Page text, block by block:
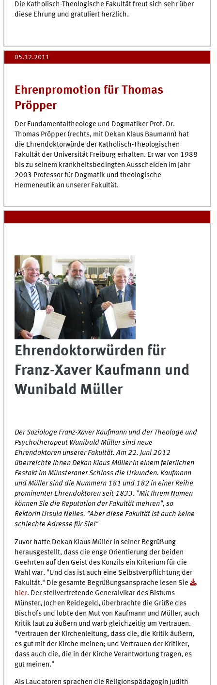
Die Katholisch-Theologische Fakultät freut sich sehr über
diese Ehrung und gratuliert herzlich.
05.12.2011
Ehrenpromotion für Thomas
Pröpper
Der Fundamentaltheologe und Dogmatiker Prof. Dr.
Thomas Pröpper (rechts, mit Dekan Klaus Baumann) hat
die Ehrendoktorwürde der Katholisch-Theologischen
Fakultät der Universität Freiburg erhalten. Er war von 1988
bis zu seinem krankheitsbedingten Ausscheiden im Jahr
2003 Professor für Dogmatik und theologische
Hermeneutik an unserer Fakultät.
Ehrendoktorwürden für
Franz-Xaver Kaufmann und
Wunibald Müller
Der Soziologe Franz-Xaver Kaufmann und der Theologe und
Psychotherapeut Wunibald Müller sind neue
Ehrendoktoren unserer Fakultät. Am 22. Juni 2012
überreichte ihnen Dekan Klaus Müller in einem feierlichen
Festakt im Münsteraner Schloss die Urkunden. Kaufmann
und Müller sind die Nummern 181 und 182 in einer Reihe
prominenter Ehrendoktoren seit 1833. "Mit Ihrem Namen
können Sie die Reputation der Fakultät mehren", so
Rektorin Ursula Nelles. "Aber diese Fakultät ist auch keine
schlechte Adresse für Sie!"
Zuvor hatte Dekan Klaus Müller in seiner Begrüßung
herausgestellt, dass die enge Orientierung der beiden
Geehrten auf den Geist des Konzils ein Kriterium für die
Wahl war. "Und das ist auch eine Selbstverpflichtung der
Fakultät." Die gesamte Begrüßungsansprache lesen Sie
hier. Der stellvertretende Generalvikar des Bistums
Münster, Jochen Reidegeld, überbrachte die Grüße des
Bischofs und lobte den Mut von Kaufmann und Müller, auch
Kritik laut zu äußern und warb gleichzeitig um Vertrauen.
"Vertrauen der Kirchenleitung, dass die, die Kritik äußern,
es gut mit der Kirche meinen; und Vertrauen der Kritiker,
dass auch die, die in der Kirche Verantwortung tragen, es
gut meinen."
Als Laudatoren sprachen die Religionspädagogin Judith